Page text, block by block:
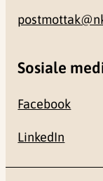
Sosiale
Facebook
LinkedIn